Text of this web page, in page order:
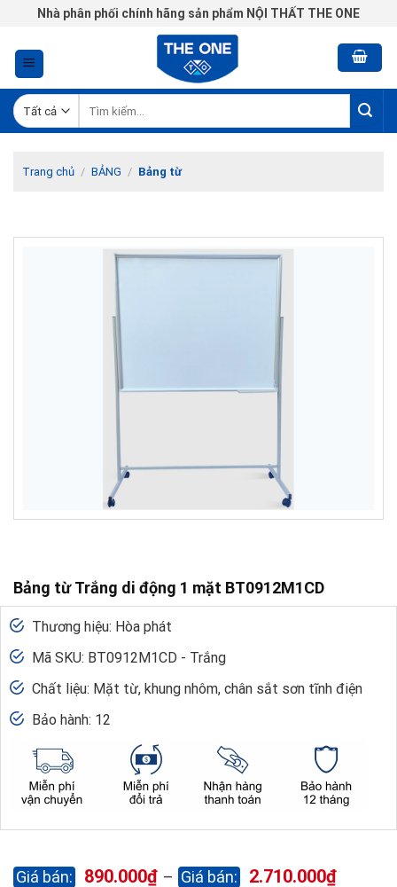
Chuyển
nội
dung
Nhà phân phối chính hãng sản phẩm NỘI THẤT THE ONE
kiếm:
Trang chủ / BẢNG / Bảng từ
Bảng từ Trắng di động 1 mặt BT0912M1CD
Thương hiệu: Hòa phát
Mã SKU: BT0912M1CD - Trắng
Chất liệu: Mặt từ, khung nhôm, chân sắt sơn tĩnh điện
Bảo hành: 12
890.000₫ – 2.710.000₫Khoảng